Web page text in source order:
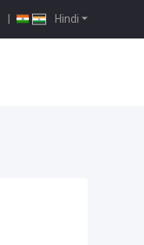
Hindi
|